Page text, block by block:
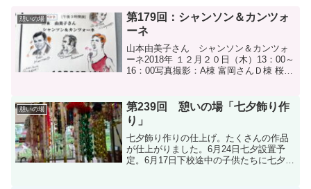
憩いの場
第179回：シャンソン＆カンツォ
ーネ
山本由美子さん シャンソン＆カンツォ
ーネ2018年 １２月２０日（木）13：00～
16：00写真撮影：A棟 富岡さんＤ棟 桜井
憩いの場
第239回 憩いの場「七夕飾り作
り」
七夕飾り作りの仕上げ。たくさんの作品
が仕上がりました。6月24日七夕設置予
定。6月17日下校途中の子供たちに七夕の